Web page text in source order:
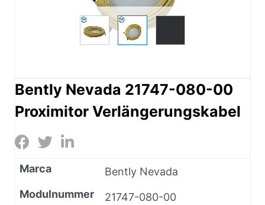
Bently Nevada 21747-080-00
Proximitor Verlängerungskabel
Marca
Bently Nevada
Modulnummer
21747-080-00